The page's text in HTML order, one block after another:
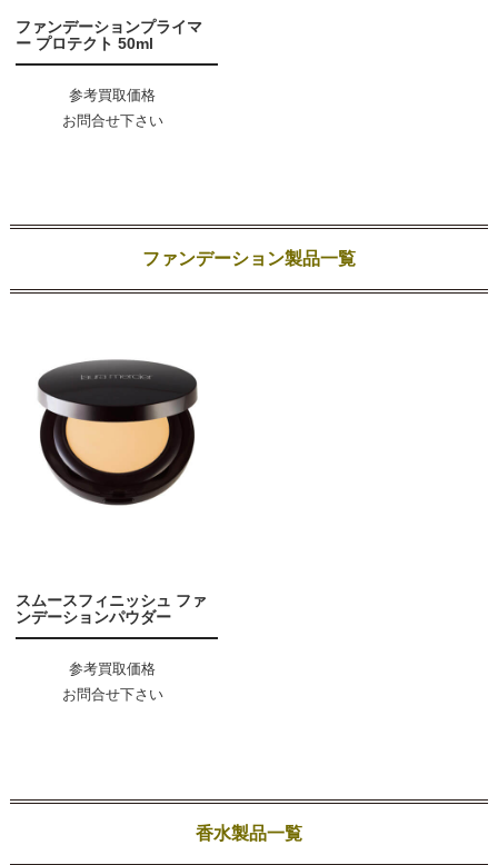
ファンデーションプライマ
ー プロテクト 50ml
参考買取価格
お問合せ下さい
ファンデーション製品一覧
スムースフィニッシュ ファ
ンデーションパウダー
参考買取価格
お問合せ下さい
香水製品一覧